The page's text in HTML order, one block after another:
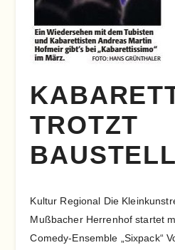
TROTZT
Kultur Regional Die
Mußbacher Herrenhof startet
Comedy-Ensemble „Sixpack“